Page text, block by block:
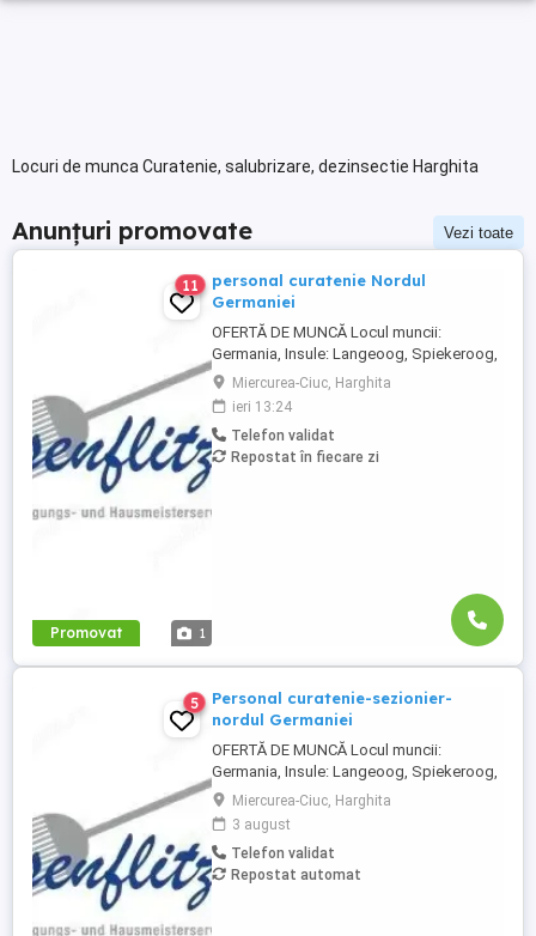
Locuri de munca Curatenie, salubrizare, dezinsectie Harghita
Anunțuri promovate Vezi toate
Promovat 1
11
personal curatenie Nordul
Germaniei
OFERTĂ DE MUNCĂ Locul muncii:
Germania, Insule: Langeoog, Spiekeroog,
Norderney Besenflitzer GmbH este o firmă
specializată în curățarea locuințelor, dar și
a altor facilități, cum ar fi școli, gări,
toalete municipale sau întreținerea și
curățarea toaletelor . Cerințe: Abilitatea de
Miercurea-Ciuc, Harghita
ieri 13:24
Telefon validat
Repostat în fiecare zi
5
Personal curatenie-sezionier-
nordul Germaniei
OFERTĂ DE MUNCĂ Locul muncii:
Germania, Insule: Langeoog, Spiekeroog,
Norderney Besenflitzer GmbH este o firmă
specializată în curățarea locuințelor, dar și
a altor facilități, cum ar fi școli, gări,
toalete municipale sau întreținerea și
curățarea toaletelor . Cerințe: Abilitatea de
Miercurea-Ciuc, Harghita
3 august
Telefon validat
Repostat automat